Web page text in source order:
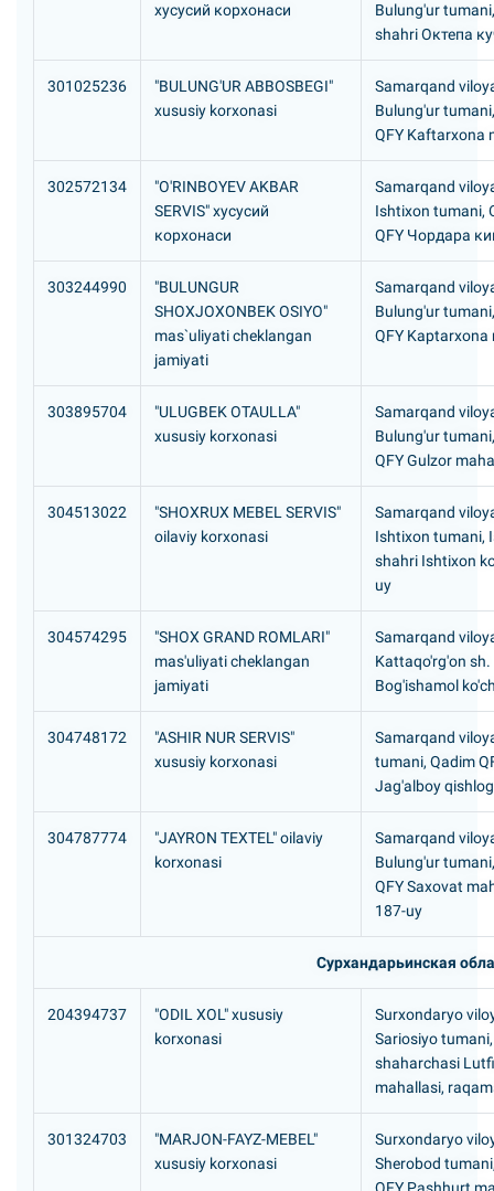
хусусий корхонаси
Bulung'ur
shahri Октепа
301025236
"BULUNG'UR ABBOSBEGI"
xususiy korxonasi
Samarqand
Bulung'ur
QFY Kaftarxona
302572134
"O'RINBOYEV AKBAR
SERVIS" хусусий
корхонаси
Samarqand
Ishtixon tumani,
QFY Чордара
303244990
"BULUNGUR
SHOXJOXONBEK OSIYO"
mas`uliyati cheklangan
jamiyati
Samarqand
Bulung'ur
QFY Kaptarxona
303895704
"ULUGBEK OTAULLA"
xususiy korxonasi
Samarqand
Bulung'ur
QFY Gulzor
304513022
"SHOXRUX MEBEL SERVIS"
oilaviy korxonasi
Samarqand
Ishtixon tumani,
shahri Ishtixon
uy
304574295
"SHOX GRAND ROMLARI"
mas'uliyati cheklangan
jamiyati
Samarqand
Kattaqo'rg'on sh.
Bog'ishamol
304748172
"ASHIR NUR SERVIS"
xususiy korxonasi
Samarqand
tumani, Qadim
Jag'alboy
304787774
"JAYRON TEXTEL" oilaviy
korxonasi
Samarqand
Bulung'ur
QFY Saxovat
187-uy
Сурхандарьинская
204394737
"ODIL XOL" xususiy
korxonasi
Surxondaryo
Sariosiyo
shaharchasi
mahallasi,
301324703
"MARJON-FAYZ-MEBEL"
xususiy korxonasi
Surxondaryo
Sherobod